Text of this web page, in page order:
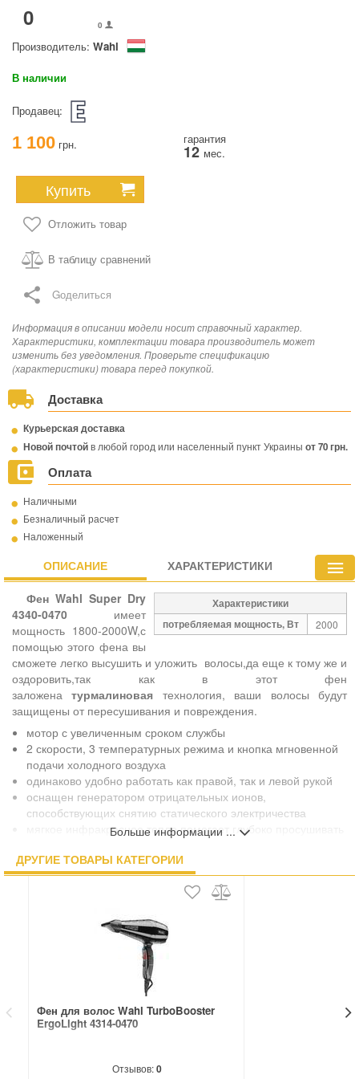
0 0
Производитель: Wahl
В наличии
Продавец:
1 100 грн. гарантия
12 мес.
Купить
Отложить товар
В таблицу сравнений
Gоделиться
Информация в описании модели носит справочный характер.
Характеристики, комплектации товара производитель может
изменить без уведомления. Проверьте спецификацию
(характеристики) товара перед покупкой.
Доставка
Курьерская доставка
Новой почтойв любой город или населенный пункт Украины от70 грн.
Оплата
Наличными
Безналичный расчет
Наложенный
ОПИСАНИЕ ХАРАКТЕРИСТИКИ
Характеристики
потребляемая мощность, Вт
2000
Фен Wahl Super Dry
4340-0470 имеет
мощность 1800-2000W,с
помощью этого фена вы
сможете легко высушить и уложить волосы,да еще к тому же и
оздоровить,так как в этот фен
заложенатурмалиновая технология, ваши волосы будут
защищены от пересушивания и повреждения.
мотор с увеличенным сроком службы
2 скорости, 3 температурных режима и кнопка мгновенной
подачи холодного воздуха
одинаково удобно работать как правой, так и левой рукой
оснащен генератором отрицательных ионов,
способствующих снятию статического электричества
мягкое инфракрасное тепло помогает глубоко просушивать
В КОМПЛЕКТЕ:
Больше информации ...
ДРУГИЕ ТОВАРЫ КАТЕГОРИИ
Фен для волос Wahl TurboBooster
ErgoLight 4314-0470
Отзывов:0